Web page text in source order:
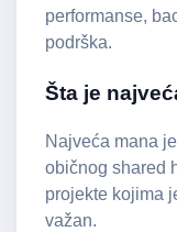
performanse,
podrška.
Šta je
Najveća mana
običnog shared
projekte kojima
važan.